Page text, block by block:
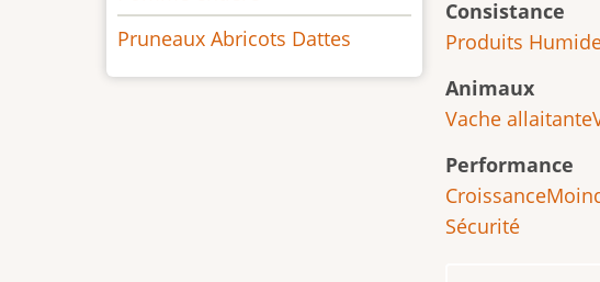
Consistance
Produits
Animaux
Vache allaitante
Performance
Croissance
Sécurité
Pruneaux Abricots Dattes